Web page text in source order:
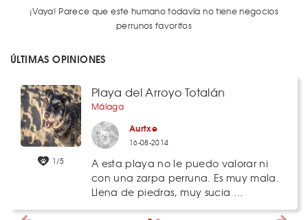
¡Vaya! Parece que este humano todavía no tiene negocios
perrunos favoritos
ÚLTIMAS OPINIONES
1/5
Playa del Arroyo Totalán
Málaga
Aurtxe
16-08-2014
A esta playa no le puedo valorar ni
con una zarpa perruna. Es muy mala.
Llena de piedras, muy sucia …